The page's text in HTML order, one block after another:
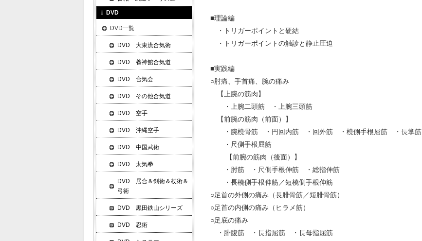
■理論編
・トリガーポイントと硬結
・トリガーポイントの触診と静止圧迫
■実践編
○肘痛、手首痛、腕の痛み
【上腕の筋肉】
・上腕二頭筋 ・上腕三頭筋
【前腕の筋肉（前面）】
・腕橈骨筋 ・円回内筋 ・回外筋 ・橈側手根屈筋 ・長掌筋
・尺側手根屈筋
【前腕の筋肉（後面）】
・肘筋 ・尺側手根伸筋 ・総指伸筋
・長橈側手根伸筋／短橈側手根伸筋
○足首の外側の痛み（長腓骨筋／短腓骨筋）
○足首の内側の痛み（ヒラメ筋）
○足底の痛み
・腓腹筋 ・長指屈筋 ・長母指屈筋
DVD
DVD一覧
DVD 大東流合気術
DVD 養神館合気道
DVD 合気会
DVD その他合気道
DVD 空手
DVD 沖縄空手
DVD 中国武術
DVD 太気拳
DVD 居合＆剣術＆杖術＆
弓術
DVD 黒田鉄山シリーズ
DVD 忍術